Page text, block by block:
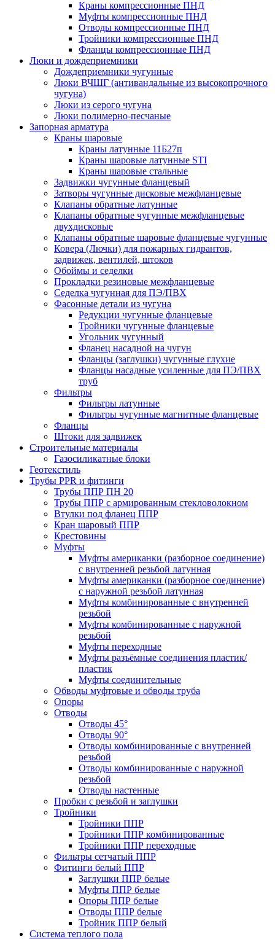
Краны компрессионные ПНД
Муфты компрессионные ПНД
Отводы компрессионные ПНД
Тройники компрессионные ПНД
Фланцы компрессионные ПНД
Люки и дождеприемники
Дождеприемники чугунные
Люки ВЧШГ (антивандальные из высокопрочного
чугуна)
Люки из серого чугуна
Люки полимерно-песчаные
Запорная арматура
Краны шаровые
Краны латунные 11Б27п
Краны шаровые латунные STI
Краны шаровые стальные
Задвижки чугунные фланцевый
Затворы чугунные дисковые межфланцевые
Клапаны обратные латунные
Клапаны обратные чугунные межфланцевые
двухдисковые
Клапаны обратные шаровые фланцевые чугунные
Ковера (Лючки) для пожарных гидрантов,
задвижек, вентилей, штоков
Обоймы и седелки
Прокладки резиновые межфланцевые
Седелка чугунная для ПЭ/ПВХ
Фасонные детали из чугуна
Редукции чугунные фланцевые
Тройники чугунные фланцевые
Угольник чугунный
Фланец насадной на чугун
Фланцы (заглушки) чугунные глухие
Фланцы насадные усиленные для ПЭ/ПВХ
труб
Фильтры
Фильтры латунные
Фильтры чугунные магнитные фланцевые
Фланцы
Штоки для задвижек
Строительные материалы
Газосиликатные блоки
Геотекстиль
Трубы PPR и фитинги
Трубы ППР ПН 20
Трубы ППР с армированным стекловолокном
Втулки под фланец ППР
Кран шаровый ППР
Крестовины
Муфты
Муфты американки (разборное соединение)
с внутренней резьбой латунная
Муфты американки (разборное соединение)
с наружной резьбой латунная
Муфты комбинированные с внутренней
резьбой
Муфты комбинированные с наружной
резьбой
Муфты переходные
Муфты разъёмные соединения пластик/
пластик
Муфты соединительные
Обводы муфтовые и обводы труба
Опоры
Отводы
Отводы 45°
Отводы 90°
Отводы комбинированные с внутренней
резьбой
Отводы комбинированные с наружной
резьбой
Отводы настенные
Пробки с резьбой и заглушки
Тройники
Тройники ППР
Тройники ППР комбинированные
Тройники ППР переходные
Фильтры сетчатый ППР
Фитинги белый ППР
Заглушки ППР белые
Муфты ППР белые
Опоры ППР белые
Отводы ППР белые
Тройник ППР белый
Система теплого пола